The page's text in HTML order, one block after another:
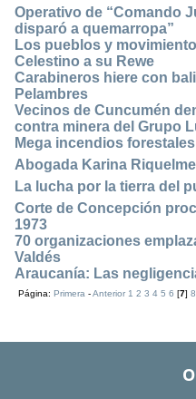
Operativo de “Comando
disparó a quemarropa”
Los pueblos y
Celestino a su Rewe
Carabineros hiere con
Pelambres
Vecinos de Cuncumén
contra minera del Grupo
Mega incendios
Abogada Karina
La lucha por la tierra del
Corte de Concepción
1973
70 organizaciones
Valdés
Araucanía: Las
Página:Primera -Anterior 1 2 3 4 5 6 [7]8